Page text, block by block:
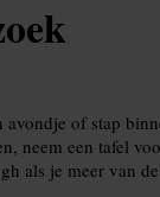
of stap
neem een tafel
als je meer van